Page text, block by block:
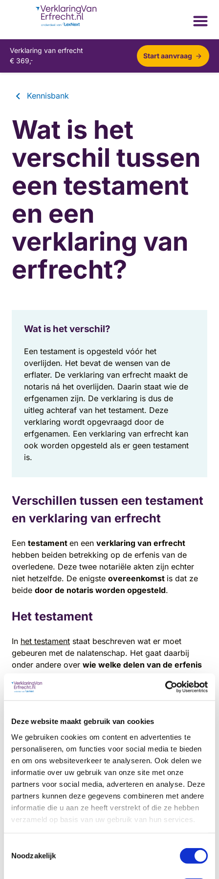
Deze website maakt gebruik van cookies
We gebruiken cookies om content en advertenties te
personaliseren, om functies voor social media te bieden
en om ons websiteverkeer te analyseren. Ook delen we
informatie over uw gebruik van onze site met onze
partners voor social media, adverteren en analyse. Deze
partners kunnen deze gegevens combineren met andere
informatie die u aan ze heeft verstrekt of die ze hebben
verzameld op basis van uw gebruik van hun services.
Noodzakelijk
Kennisbank
Wat is het
verschil tussen
een testament
en een
verklaring van
erfrecht?
Wat is het verschil?
Een testament is opgesteld vóór het
overlijden. Het bevat de wensen van de
erflater. De verklaring van erfrecht maakt de
notaris ná het overlijden. Daarin staat wie de
erfgenamen zijn. De verklaring is dus de
uitleg achteraf van het testament. Deze
verklaring wordt opgevraagd door de
erfgenamen. Een verklaring van erfrecht kan
ook worden opgesteld als er geen testament
is.
Verschillen tussen een testament
en verklaring van erfrecht
Een testament en een verklaring van erfrecht
hebben beiden betrekking op de erfenis van de
overledene. Deze twee notariële akten zijn echter
niet hetzelfde. De enigste overeenkomst is dat ze
beide door de notaris worden opgesteld.
Het testament
In het testament staat beschreven wat er moet
gebeuren met de nalatenschap. Het gaat daarbij
onder andere over wie welke delen van de erfenis
nalatenschap
testamentis
opgesteld door de erflater vóór het overlijden.
De dingen die in het testament zijn opgenomen
mogen echter niet zomaar worden uitgevoerd door
iemand. Hiervoor is een verklaring van erfrecht
nodig.
Een testament staat ingeschreven in hetCentraal
Testamentenregister . Een verklaring van erfrecht
niet. De verklaring wordt ingeschreven inhet
boedelregister van de rechtbank.
verklarin
Verklaring van erfrecht
€ 369,-
Start aanvraag